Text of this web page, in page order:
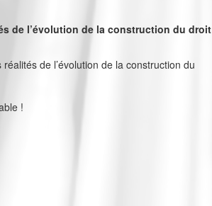
de l’évolution de la construction du droit
de l’évolution de la construction du
!